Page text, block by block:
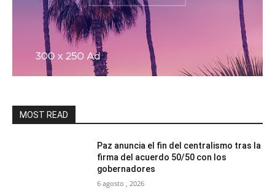
MOST READ
Paz anuncia el fin del centralismo tras la
firma del acuerdo 50/50 con los
gobernadores
6 agosto , 2026